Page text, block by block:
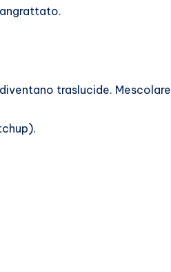
traslucide. Mescolare